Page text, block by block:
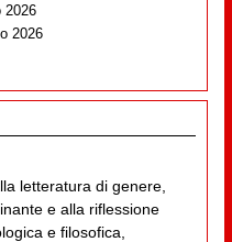
2026
2026
letteratura di genere,
e alla riflessione
e filosofica,